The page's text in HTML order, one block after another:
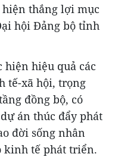
thắng lợi mục
hội Đảng bộ tỉnh
hiện hiệu quả các
tế-xã hội, trọng
đồng bộ, có
án thúc đẩy phát
đời sống nhân
kinh tế phát triển.